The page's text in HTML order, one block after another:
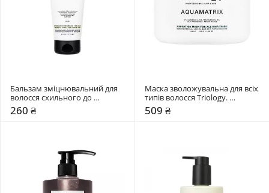
Бальзам зміцнювальний для
волосся схильного до
ламкості та випадіння Triology.
Trichomax
260 ₴
Маска зволожувальна для всіх
типів волосся Triology.
Aquamatrix
509 ₴